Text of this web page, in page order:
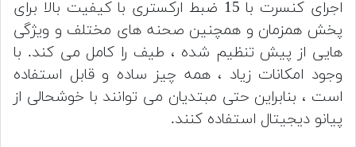
اجرای کنسرت با 15 ضبط ارکستری با کیفیت بالا برای
پخش همزمان و همچنین صحنه های مختلف و ویژگی
هایی از پیش تنظیم شده ، طیف را کامل می کند. با
وجود امکانات زیاد ، همه چیز ساده و قابل استفاده
است ، بنابراین حتی مبتدیان می توانند با خوشحالی از
پیانو دیجیتال استفاده کنند.